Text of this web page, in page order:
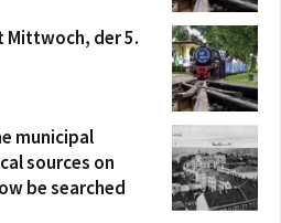
Mittwoch, der 5.
municipal
sources on
be searched